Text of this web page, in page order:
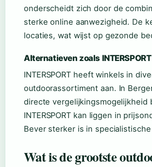
onderscheidt zich door de
sterke online aanwezigheid. De
locaties, wat wijst op gezonde
Alternatieven zoals INTERSPORT
INTERSPORT heeft winkels in
outdoorassortiment aan. In
directe vergelijkingsmogelijkheid
INTERSPORT kan liggen in
Bever sterker is in
Wat is de grootste